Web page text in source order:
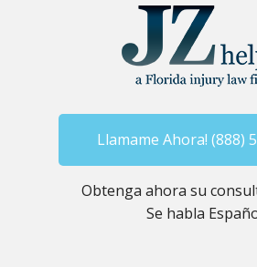
Llamame Ahora! (888)
Obtenga ahora su
Se habla